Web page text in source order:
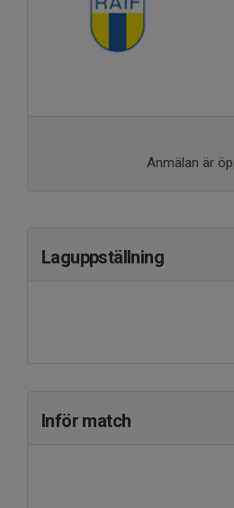
Anmälan är
Laguppställning
Inför match